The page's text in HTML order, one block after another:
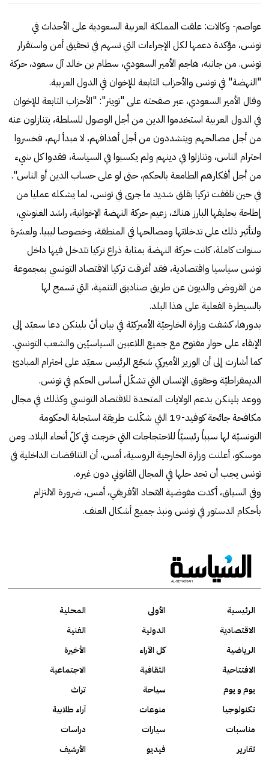
عواصم- وكالات: علقت المملكة العربية السعودية على الأحداث في
تونس، مؤكدة دعمها لكل الإجراءات التي تسهم في تحقيق أمن واستقرار
تونس. من جانبه، هاجم الأمير السعودي، سطام بن خالد آل سعود، حركة
"النهضة" في تونس والأحزاب التابعة للإخوان في الدول العربية.
وقال الأمير السعودي، عبر صفحته على "تويتر": "الأحزاب التابعة للإخوان
في الدول العربية استخدموا الدين من أجل الوصول للسلطة، يتنازلون عنه
من أجل مصالحهم ويتشددون من أجل أهدافهم، لا مبدأ لهم، فخسروا
احترام الناس، وتنازلوا في دينهم ولم يكسبوا في السياسة، فقدوا كل شيء
من أجل أفكارهم الطامعة بالحكم، حتى لو على حساب الدين أو الناس".
في حين تلقفت تركيا بقلق شديد ما جرى في تونس، لما يشكله عمليا من
إطاحة بحليفها البارز هناك، زعيم حركة النهضة الإخوانية، راشد الغنوشي،
ولتأثير ذلك على تدخلاتها ومصالحها في المنطقة، وخصوصا ليبيا. ولعشرة
سنوات كاملة، كانت حركة النهضة بمثابة ذراع تركيا تتدخل فيها داخل
تونس سياسيا واقتصادية، فقد أغرقت تركيا الاقتصاد التونسي بمجموعة
من القروض والديون عن طريق صناديق التنمية، التي تسمح لها
بالسيطرة الفعلية على هذا البلد.
بدورها، كشفت وزارة الخارجيّة الأميركيّة في بيان أنّ بلينكن دعا سعيّد إلى
الإبقاء على حوار مفتوح مع جميع اللاعبين السياسيّين والشعب التونسي.
كما أشارت إلى أن الوزير الأميركي شجّع الرئيس سعيّد على احترام المبادئ
الديمقراطيّة وحقوق الإنسان التي تشكّل أساس الحكم في تونس.
ووعد بلينكن بدعم الولايات المتحدة للاقتصاد التونسي وكذلك في مجال
مكافحة جائحة كوفيد-19 التي شكّلت طريقة استجابة الحكومة
التونسيّة لها سبباً رئيسيّاً للاحتجاجات التي خرجت في كلّ أنحاء البلاد. ومن
موسكو، أعلنت وزارة الخارجية الروسية، أمس، أن التناقضات الداخلية في
تونس يجب أن تجد حلها في المجال القانوني دون غيره.
وفي السياق، أكدت مفوضية الاتحاد الأفريقي، أمس، ضرورة الالتزام
بأحكام الدستور في تونس ونبذ جميع أشكال العنف.
الرئيسية الأولى
المحلية
الاقتصادية
الدولية
الفنية
الرياضية
كل الآراء
الأخيرة
الافتتاحية
الثقافية
الاجتماعية
يوم و يوم
سياحة
تراث
تكنولوجيا
منوعات
آراء طلابية
مناسبات
سيارات
دراسات
تقارير
فيديو الأرشيف